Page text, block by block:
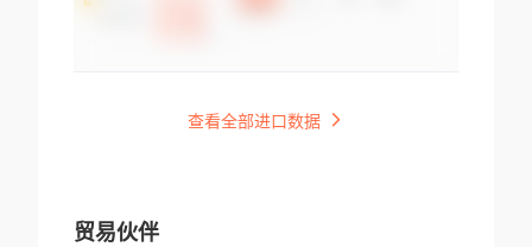
查看全部进口数据
贸易伙伴